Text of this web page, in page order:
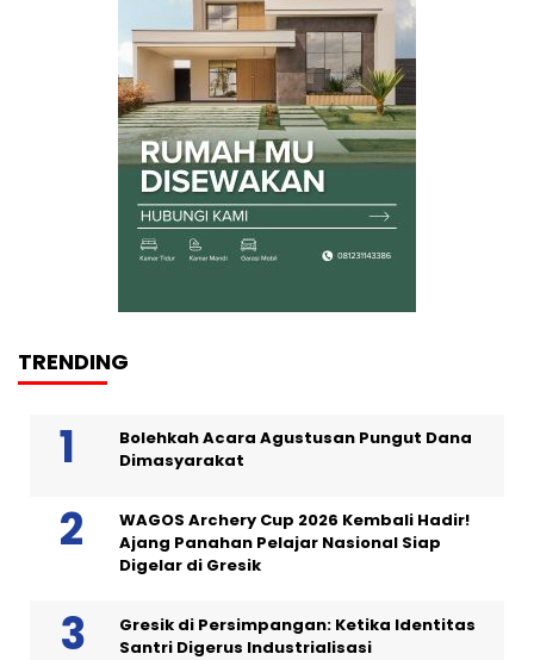
TRENDING
Bolehkah Acara Agustusan Pungut Dana
Dimasyarakat
WAGOS Archery Cup 2026 Kembali Hadir!
Ajang Panahan Pelajar Nasional Siap
Digelar di Gresik
Gresik di Persimpangan: Ketika Identitas
Santri Digerus Industrialisasi